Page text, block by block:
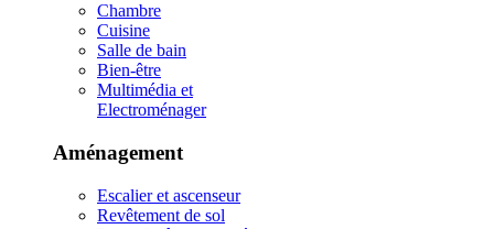
Chambre
Cuisine
Salle de bain
Bien-être
Multimédia et
Electroménager
Aménagement
Escalier et ascenseur
Revêtement de sol